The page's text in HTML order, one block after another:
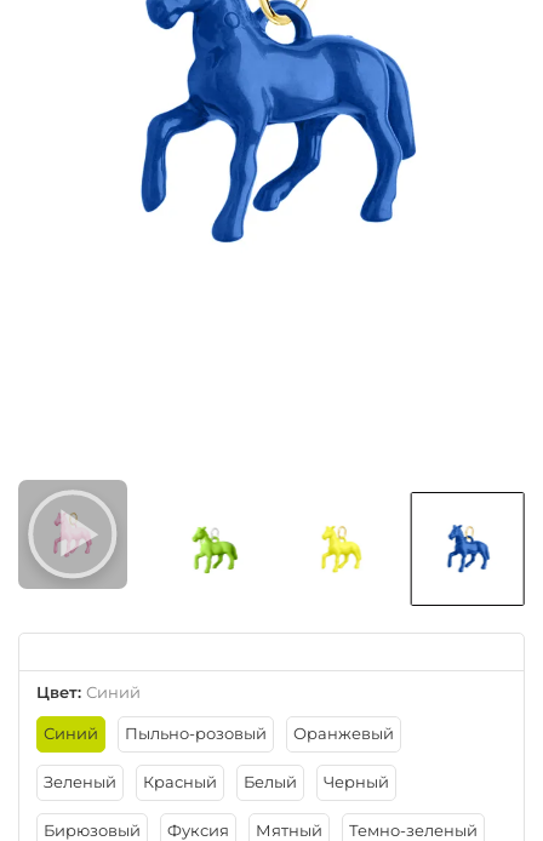
Цвет: Синий
Синий Пыльно-розовый Оранжевый
Зеленый Красный Белый Черный
Бирюзовый Фуксия Мятный Темно-зеленый